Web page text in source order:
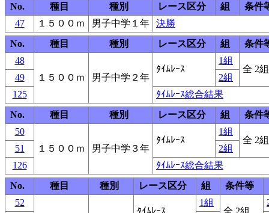
No.
種目 種別 レース区分 組
条件
47
１５００ｍ 男子中学１年
決勝
No.
種目 種別 レース区分 組
条件
48
１５００ｍ
男子中学２年
ﾀｲﾑﾚｰｽ
1組
全 2組
49
2組
125
ﾀｲﾑﾚｰｽ総合結果
No.
種目 種別 レース区分 組
条件
50
１５００ｍ
男子中学３年
ﾀｲﾑﾚｰｽ
1組
全 2組
51
2組
126
ﾀｲﾑﾚｰｽ総合結果
No.
種目 種別 レース区分 組
条件等
52
ﾀｲﾑﾚｰｽ
1組
全 2組